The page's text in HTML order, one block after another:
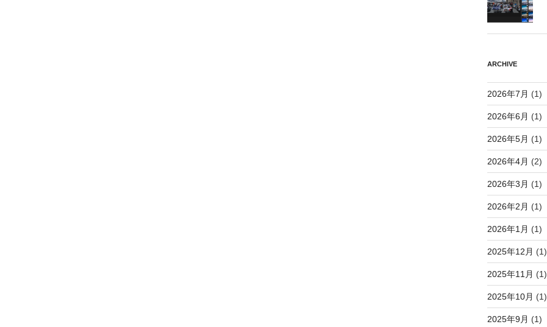
ARCHIVE
2026年7月 (1)
2026年6月 (1)
2026年5月 (1)
2026年4月 (2)
2026年3月 (1)
2026年2月 (1)
2026年1月 (1)
2025年12月 (1)
2025年11月 (1)
2025年10月 (1)
2025年9月 (1)